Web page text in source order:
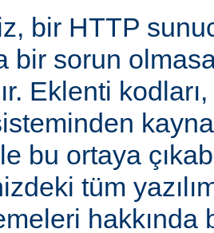
bir HTTP
bir sorun
Eklenti
bu ortaya
tüm
hakkında